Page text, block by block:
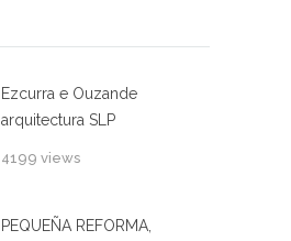
Ezcurra e Ouzande
arquitectura SLP
4199 views
PEQUEÑA REFORMA,